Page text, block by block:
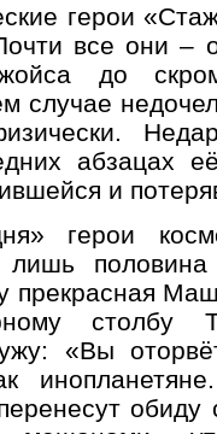
герои
все они –
до
случае
абзацах
и
герои
столбу
«Вы
обиду